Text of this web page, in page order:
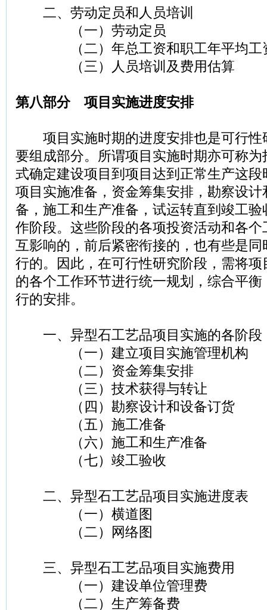
二、劳动定员和人员培训
（一）劳动定员
（二）年总工资和职工年平均工
（三）人员培训及费用估算
第八部分 项目实施进度安排
项目实施时期的进度安排也是可行性
要组成部分。所谓项目实施时期亦可称
式确定建设项目到项目达到正常生产这
项目实施准备，资金筹集安排，勘察设
备，施工和生产准备，试运转直到竣工
作阶段。这些阶段的各项投资活动和各
互影响的，前后紧密衔接的，也有些是
行的。因此，在可行性研究阶段，需将
的各个工作环节进行统一规划，综合平
行的安排。
一、异型石工艺品项目实施的各阶段
（一）建立项目实施管理机构
（二）资金筹集安排
（三）技术获得与转让
（四）勘察设计和设备订货
（五）施工准备
（六）施工和生产准备
（七）竣工验收
二、异型石工艺品项目实施进度表
（一）横道图
（二）网络图
三、异型石工艺品项目实施费用
（一）建设单位管理费
（二）生产筹备费